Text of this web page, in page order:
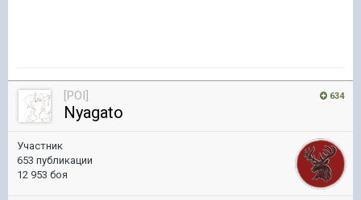
634
[POI]
Nyagato
Участник
653 публикации
12 953 боя